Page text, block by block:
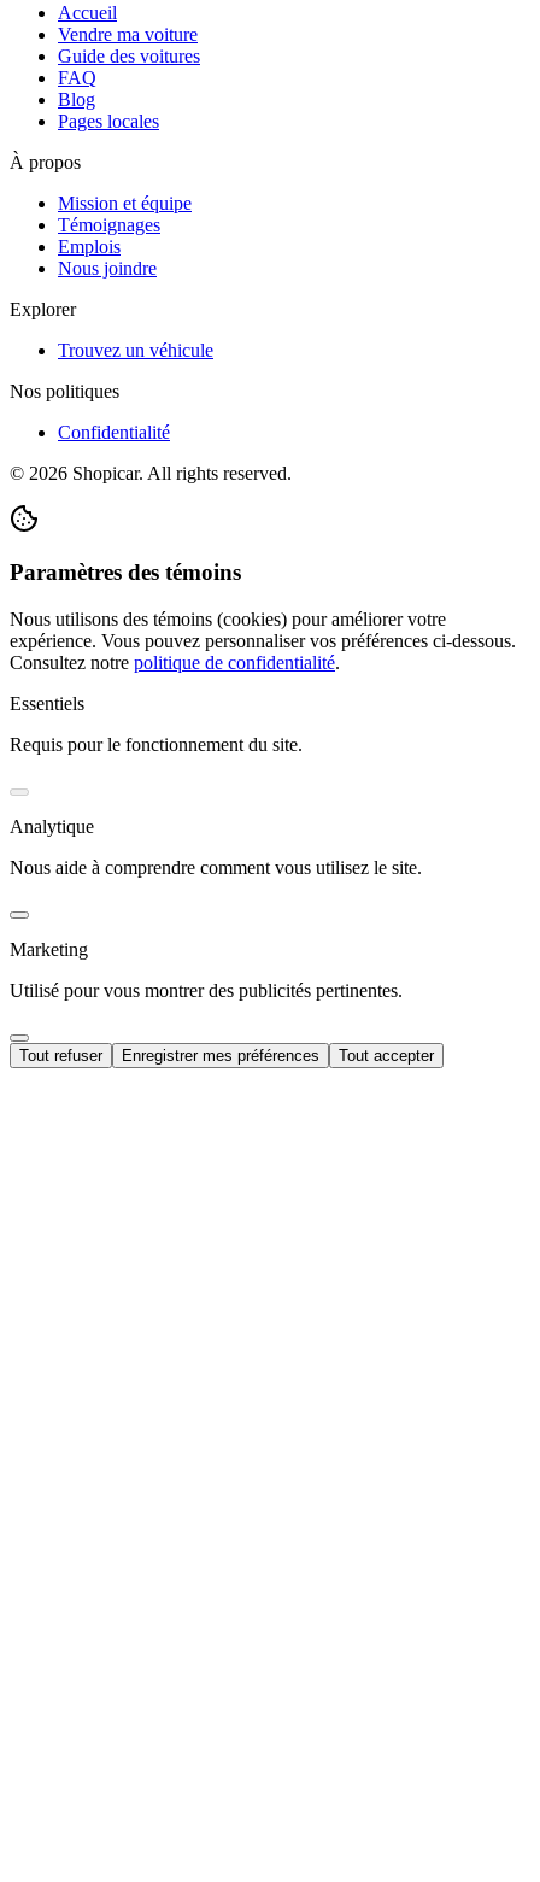
Accueil
Vendre ma voiture
Guide des voitures
FAQ
Blog
Pages locales
À propos
Mission et équipe
Témoignages
Emplois
Nous joindre
Explorer
Trouvez un véhicule
Nos politiques
Confidentialité
© 2026 Shopicar. All rights reserved.
Paramètres des témoins
Nous utilisons des témoins (cookies) pour améliorer votre
expérience. Vous pouvez personnaliser vos préférences ci-dessous.
Consultez notre politique de confidentialité.
Essentiels
Requis pour le fonctionnement du site.
Analytique
Nous aide à comprendre comment vous utilisez le site.
Marketing
Utilisé pour vous montrer des publicités pertinentes.
Tout refuser Enregistrer mes préférences Tout accepter